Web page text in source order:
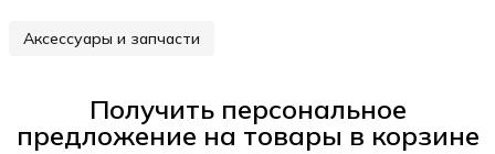
Аксессуары и запчасти
Получить персональное
предложение на товары в корзине